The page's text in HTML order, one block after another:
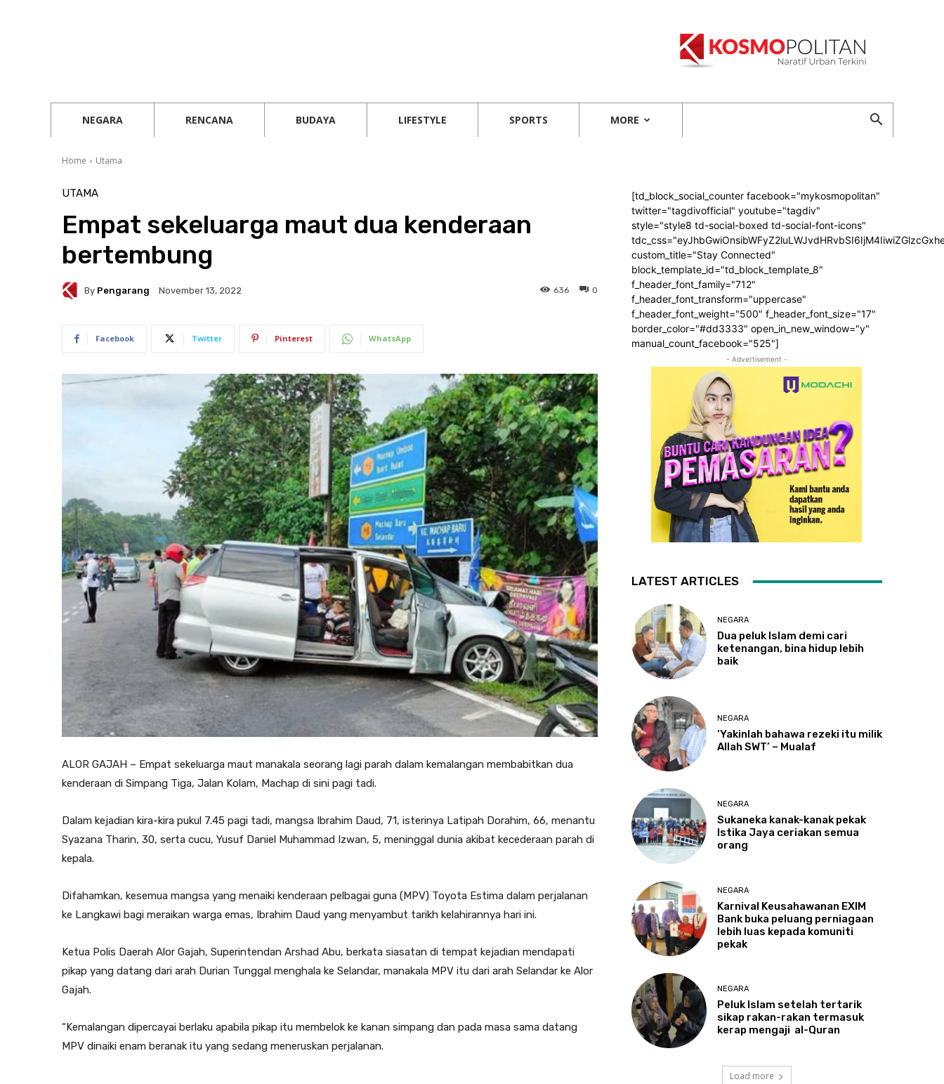
NEGARA RENCANA BUDAYA LIFESTYLE SPORTS MORE
Home Utama
UTAMA
Empat sekeluarga maut dua kenderaan
bertembung
By Pengarang November 13, 2022 0
636
Facebook Twitter Pinterest WhatsApp
ALOR GAJAH – Empat sekeluarga maut manakala seorang lagi parah dalam kemalangan membabitkan dua
kenderaan di Simpang Tiga, Jalan Kolam, Machap di sini pagi tadi.
Dalam kejadian kira-kira pukul 7.45 pagi tadi, mangsa Ibrahim Daud, 71, isterinya Latipah Dorahim, 66, menantu
Syazana Tharin, 30, serta cucu, Yusuf Daniel Muhammad Izwan, 5, meninggal dunia akibat kecederaan parah di
kepala.
Difahamkan, kesemua mangsa yang menaiki kenderaan pelbagai guna (MPV) Toyota Estima dalam perjalanan
ke Langkawi bagi meraikan warga emas, Ibrahim Daud yang menyambut tarikh kelahirannya hari ini.
Ketua Polis Daerah Alor Gajah, Superintendan Arshad Abu, berkata siasatan di tempat kejadian mendapati
pikap yang datang dari arah Durian Tunggal menghala ke Selandar, manakala MPV itu dari arah Selandar ke Alor
Gajah.
“Kemalangan dipercayai berlaku apabila pikap itu membelok ke kanan simpang dan pada masa sama datang
MPV dinaiki enam beranak itu yang sedang meneruskan perjalanan.
[td_block_social_counter facebook="mykosmopolitan"
twitter="tagdivofficial" youtube="tagdiv"
style="style8 td-social-boxed td-social-font-icons"
custom_title="Stay Connected"
block_template_id="td_block_template_8"
f_header_font_family="712"
f_header_font_transform="uppercase"
f_header_font_weight="500" f_header_font_size="17"
border_color="#dd3333" open_in_new_window="y"
manual_count_facebook="525"]
- Advertisement -
LATEST ARTICLES
NEGARA
Dua peluk Islam demi cari
ketenangan, bina hidup lebih
baik
NEGARA
‘Yakinlah bahawa rezeki itu milik
Allah SWT’ – Mualaf
NEGARA
Sukaneka kanak-kanak pekak
Istika Jaya ceriakan semua
orang
NEGARA
Karnival Keusahawanan EXIM
Bank buka peluang perniagaan
lebih luas kepada komuniti
pekak
NEGARA
PelukIslam setelah tertarik
sikap rakan-rakan termasuk
kerap mengaji al-Quran
Load more